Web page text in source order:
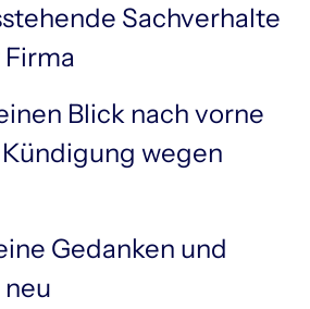
Sachverhalte
Blick nach vorne
wegen
Gedanken und